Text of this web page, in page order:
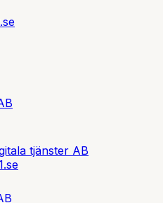
tjänster AB